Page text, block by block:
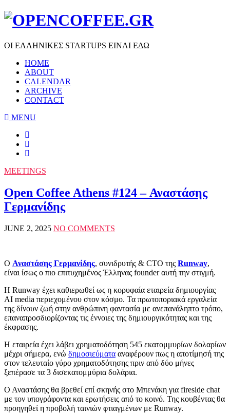
ΟΙ ΕΛΛΗΝΙΚΕΣ STARTUPS ΕΙΝΑΙ ΕΔΩ
HOME
ABOUT
CALENDAR
ARCHIVE
CONTACT
MENU
MEETINGS
Open Coffee Athens #124 – Αναστάσης
Γερμανίδης
JUNE 2, 2025 NO COMMENTS
Ο Αναστάσης Γερμανίδης, συνιδρυτής & CTO της Runway,
είναι ίσως ο πιο επιτυχημένος Έλληνας founder αυτή την στιγμή.
Η Runway έχει καθιερωθεί ως η κορυφαία εταιρεία δημιουργίας
AI media περιεχομένου στον κόσμο. Τα πρωτοποριακά εργαλεία
της δίνουν ζωή στην ανθρώπινη φαντασία με ανεπανάληπτο τρόπο,
επαναπροσδιορίζοντας τις έννοιες της δημιουργικότητας και της
έκφρασης.
Η εταιρεία έχει λάβει χρηματοδότηση 545 εκατομμυρίων δολαρίων
μέχρι σήμερα, ενώ δημοσιεύματα αναφέρουν πως η αποτίμησή της
στον τελευταίο γύρο χρηματοδότησης πριν από δύο μήνες
ξεπέρασε τα 3 δισεκατομμύρια δολάρια.
Ο Αναστάσης θα βρεθεί επί σκηνής στο Μπενάκη για fireside chat
με τον υπογράφοντα και ερωτήσεις από το κοινό. Της κουβέντας θα
προηγηθεί η προβολή ταινιών φτιαγμένων με Runway.